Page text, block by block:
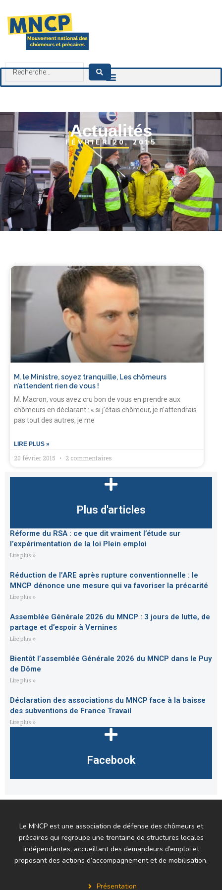
Actualités
FÉVRIER 20, 2015
M. le Ministre, soyez tranquille, Les chômeurs
n’attendent rien de vous !
M. Macron, vous avez cru bon de vous en prendre aux
chômeurs en déclarant : « si j’étais chômeur, je n’attendrais
pas tout des autres, je me
LIRE PLUS »
20 février 2015 2 commentaires
Plus d'articles
Réforme du RSA : ce que dit vraiment l’étude sur
l’expérimentation de la loi Plein emploi
Lire plus »
Réduction de l’ARE après rupture conventionnelle : le
MNCP dénonce une mesure qui va favoriser la précarité
Lire plus »
Assemblée Générale 2026 du MNCP : 3 jours de lutte, de
partage et d’espoir à Vernines
Lire plus »
Bientôt l’assemblée Générale 2026 du MNCP dans le Puy
de Dôme
Lire plus »
Déclaration des associations du MNCP face à la baisse
des subventions de France Travail
Lire plus »
Facebook
Le MNCP est une association de défense des chômeurs et
précaires qui regroupe une trentaine de structures locales
indépendantes, accueillant des demandeurs d’emploi et
proposant des actions d’accompagnement et de mobilisation.
Présentation